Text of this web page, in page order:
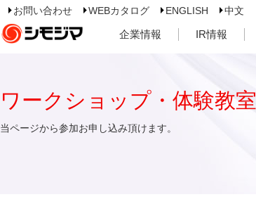
お問い合わせ WEBカタログ ENGLISH 中文
企業情報 IR情報
ワークショップ・体験教室
当ページから参加お申し込み頂けます。